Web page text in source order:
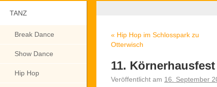
TANZ
Break Dance
Show Dance
Hip Hop
« Hip Hop im Schlosspark zu
Otterwisch
11. Körnerhausfest
Veröffentlicht am 16. September